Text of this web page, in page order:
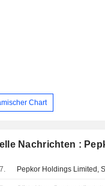
Chart
Nachrichten :
Pepkor Holdings Limited,